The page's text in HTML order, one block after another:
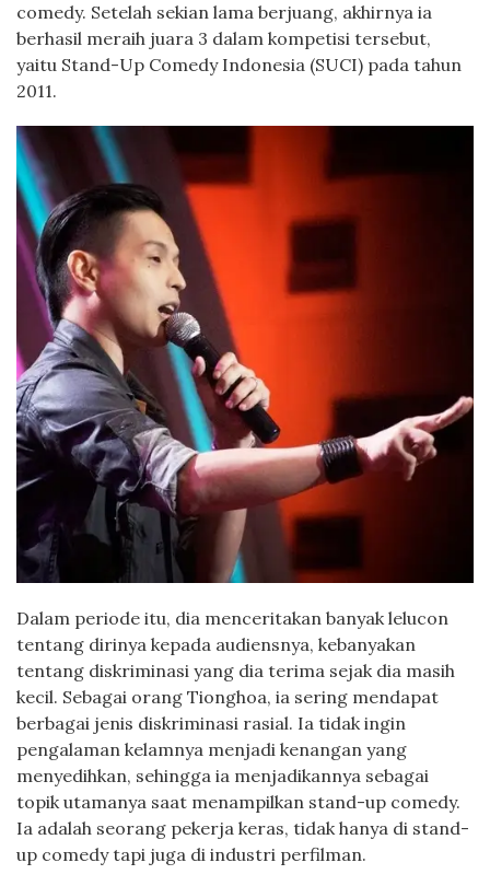
comedy. Setelah sekian lama berjuang, akhirnya ia
berhasil meraih juara 3 dalam kompetisi tersebut,
yaitu Stand-Up Comedy Indonesia (SUCI) pada tahun
2011.
Dalam periode itu, dia menceritakan banyak lelucon
tentang dirinya kepada audiensnya, kebanyakan
tentang diskriminasi yang dia terima sejak dia masih
kecil. Sebagai orang Tionghoa, ia sering mendapat
berbagai jenis diskriminasi rasial. Ia tidak ingin
pengalaman kelamnya menjadi kenangan yang
menyedihkan, sehingga ia menjadikannya sebagai
topik utamanya saat menampilkan stand-up comedy.
Ia adalah seorang pekerja keras, tidak hanya di stand-
up comedy tapi juga di industri perfilman.